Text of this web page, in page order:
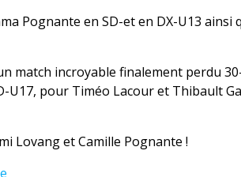
Pognante en SD-et en DX-U13
match incroyable finalement perdu
pour Timéo Lacour et Thibault
Lovang et Camille Pognante !